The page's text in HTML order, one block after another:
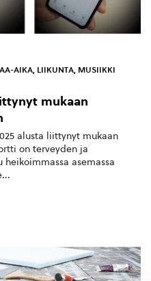
AIKA LIIKUNTA MUSIIKKI
mukaan
alusta liittynyt mukaan
on terveyden ja
asemassa